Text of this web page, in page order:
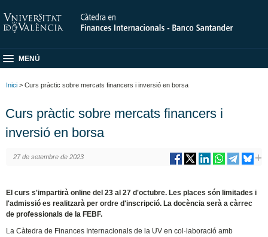
MENÚ
Inici > Curs pràctic sobre mercats financers i inversió en borsa
Curs pràctic sobre mercats financers i
inversió en borsa
27 de setembre de 2023
El curs s'impartirà online del 23 al 27 d'octubre. Les places són limitades i
l'admissió es realitzarà per ordre d'inscripció. La docència serà a càrrec
de professionals de la FEBF.
La Càtedra de Finances Internacionals de la UV en col·laboració amb